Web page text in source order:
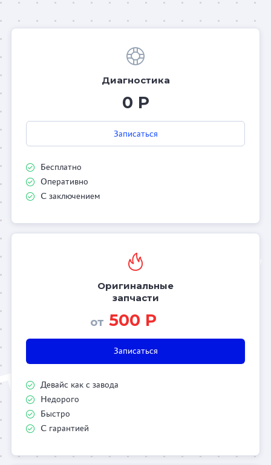
Диагностика
0 Р
Записаться
Бесплатно
Оперативно
С заключением
Оригинальные
запчасти
от 500 Р
Записаться
Девайс как с завода
Недорого
Быстро
С гарантией